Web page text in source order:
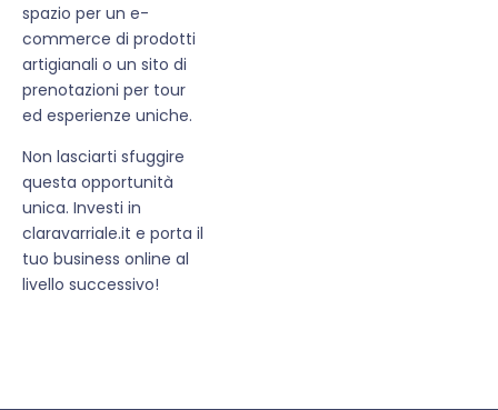
spazio per un e-
commerce di prodotti
artigianali o un sito di
prenotazioni per tour
ed esperienze uniche.
Non lasciarti sfuggire
questa opportunità
unica. Investi in
claravarriale.it e porta il
tuo business online al
livello successivo!